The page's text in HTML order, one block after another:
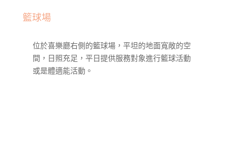
籃球場
位於喜樂廳右側的籃球場，平坦的地面寬敞的空
間，日照充足，平日提供服務對象進行籃球活動
或是體適能活動。